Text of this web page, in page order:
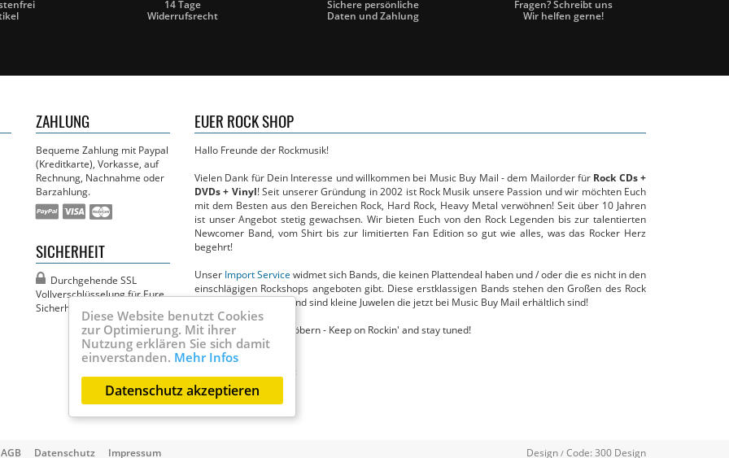
14 Tage
Widerrufsrecht
Sichere persönliche
Daten und Zahlung
Fragen? Schreibt uns
Wir helfen gerne!
ZAHLUNG
Bequeme Zahlung mit Paypal
(Kreditkarte), Vorkasse, auf
Rechnung, Nachnahme oder
Barzahlung.
SICHERHEIT
Durchgehende SSL
Vollver­­schlüsselung für Eure
Sicherheit!
EUER ROCK SHOP
Hallo Freunde der Rockmusik!
Vielen Dank für Dein Interesse und willkommen bei Music Buy Mail - dem Mailorder für Rock CDs +
DVDs + Vinyl! Seit unserer Gründung in 2002 ist Rock Musik unsere Passion und wir möchten Euch
mit dem Besten aus den Bereichen Rock, Hard Rock, Heavy Metal verwöhnen! Seit über 10 Jahren
ist unser Angebot stetig gewachsen. Wir bieten Euch von den Rock Legenden bis zur talentierten
Newcomer Band, vom Shirt bis zur limitierten Fan Edition so gut wie alles, was das Rocker Herz
begehrt!
Unser Import Service widmet sich Bands, die keinen Plattendeal haben und / oder die es nicht in den
einschlägigen Rockshops angeboten gibt. Diese erstklassigen Bands stehen den Großen des Rock
Circus in nichts nach und sind kleine Juwelen die jetzt bei Music Buy Mail erhältlich sind!
Jetzt viel Spaß beim Stöbern - Keep on Rockin' and stay tuned!
Dein MBM Team
Ihr findet uns auch bei:
AGB Datenschutz Impressum Design / Code: 300 Design
Diese Website benutzt Cookies
zur Optimierung. Mit ihrer
Nutzung erklären Sie sich damit
einverstanden. Mehr Infos
Datenschutz akzeptieren